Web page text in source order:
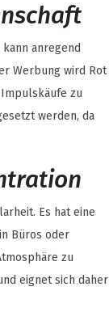
anregend
Werbung wird Rot
zu
werden, da
Es hat eine
Büros oder
zu
eignet sich daher